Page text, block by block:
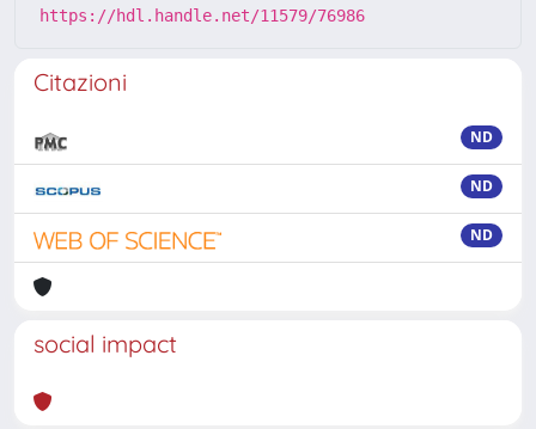
https://hdl.handle.net/11579/76986
Citazioni
ND
ND
ND
social impact